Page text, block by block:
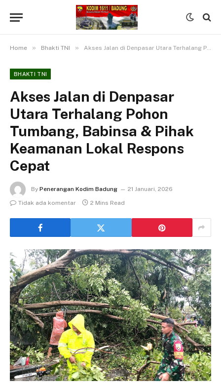
Home » Bhakti TNI » Akses Jalan di Denpasar Utara Terhalang Pohon Tumbang, Babinsa & Pihak Keamanan Lokal Respons Cepat
BHAKTI TNI
Akses Jalan di Denpasar
Utara Terhalang Pohon
Tumbang, Babinsa & Pihak
Keamanan Lokal Respons
Cepat
By Penerangan Kodim Badung
21 Januari, 2026
Tidak ada komentar
2 Mins Read